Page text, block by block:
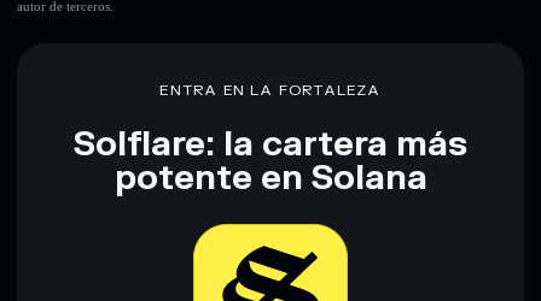
financiero. Investiga siempre por tu cuenta. Datos
autor de terceros.
ENTRA EN LA FORTALEZA
Solflare: la cartera más
potente en Solana